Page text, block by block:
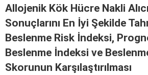
Allojenik Kök Hücre Nakli
Sonuçlarını En İyi Şekilde
Beslenme Risk İndeksi,
Beslenme İndeksi ve
Skorunun Karşılaştırılması